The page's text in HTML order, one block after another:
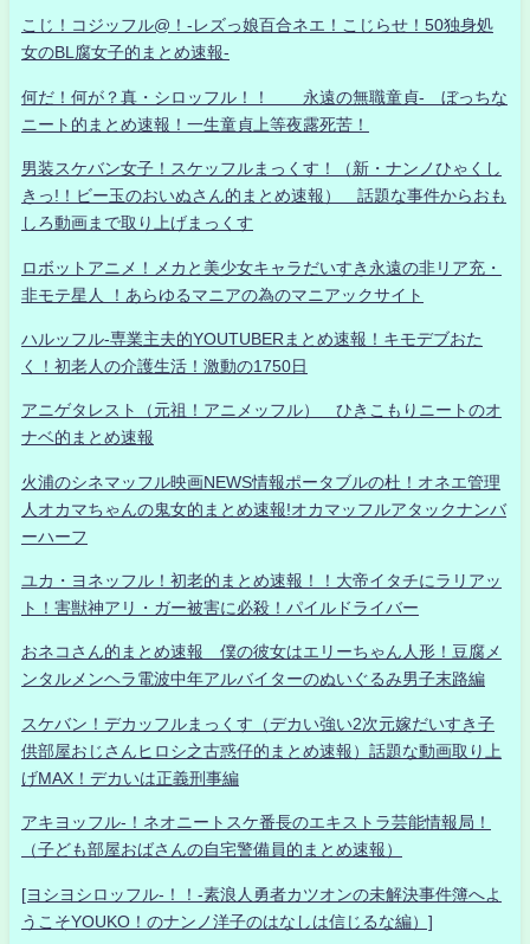
こじ！コジッフル@！-レズっ娘百合ネエ！こじらせ！50独身処
女のBL腐女子的まとめ速報-
何だ！何が？真・シロッフル！！ 永遠の無職童貞- ぼっちな
ニート的まとめ速報！一生童貞上等夜露死苦！
男装スケバン女子！スケッフルまっくす！（新・ナンノひゃくし
きっ!！ビー玉のおいぬさん的まとめ速報） 話題な事件からおも
しろ動画まで取り上げまっくす
ロボットアニメ！メカと美少女キャラだいすき永遠の非リア充・
非モテ星人 ！あらゆるマニアの為のマニアックサイト
ハルッフル-専業主夫的YOUTUBERまとめ速報！キモデブおた
く！初老人の介護生活！激動の1750日
アニゲタレスト（元祖！アニメッフル） ひきこもりニートのオ
ナベ的まとめ速報
火浦のシネマッフル映画NEWS情報ポータブルの杜！オネエ管理
人オカマちゃんの鬼女的まとめ速報!オカマッフルアタックナンバ
ーハーフ
ユカ・ヨネッフル！初老的まとめ速報！！大帝イタチにラリアッ
ト！害獣神アリ・ガー被害に必殺！パイルドライバー
おネコさん的まとめ速報 僕の彼女はエリーちゃん人形！豆腐メ
ンタルメンヘラ電波中年アルバイターのぬいぐるみ男子末路編
スケバン！デカッフルまっくす（デカい強い2次元嫁だいすき子
供部屋おじさんヒロシ之古惑仔的まとめ速報）話題な動画取り上
げMAX！デカいは正義刑事編
アキヨッフル-！ネオニートスケ番長のエキストラ芸能情報局！
（子ども部屋おばさんの自宅警備員的まとめ速報）
[ヨシヨシロッフル-！！-素浪人勇者カツオンの未解決事件簿へよ
うこそYOUKO！のナンノ洋子のはなしは信じるな編）]